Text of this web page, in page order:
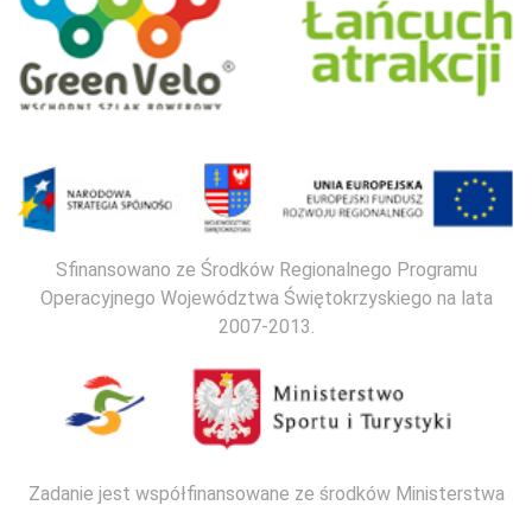
Sfinansowano ze Środków Regionalnego Programu
Operacyjnego Województwa Świętokrzyskiego na lata
2007-2013.
Zadanie jest współfinansowane ze środków Ministerstwa